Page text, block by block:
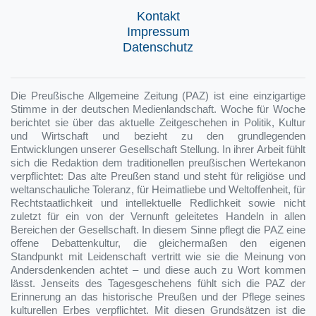
Kontakt
Impressum
Datenschutz
Die Preußische Allgemeine Zeitung (PAZ) ist eine einzigartige
Stimme in der deutschen Medienlandschaft. Woche für Woche
berichtet sie über das aktuelle Zeitgeschehen in Politik, Kultur
und Wirtschaft und bezieht zu den grundlegenden
Entwicklungen unserer Gesellschaft Stellung. In ihrer Arbeit fühlt
sich die Redaktion dem traditionellen preußischen Wertekanon
verpflichtet: Das alte Preußen stand und steht für religiöse und
weltanschauliche Toleranz, für Heimatliebe und Weltoffenheit, für
Rechtstaatlichkeit und intellektuelle Redlichkeit sowie nicht
zuletzt für ein von der Vernunft geleitetes Handeln in allen
Bereichen der Gesellschaft. In diesem Sinne pflegt die PAZ eine
offene Debattenkultur, die gleichermaßen den eigenen
Standpunkt mit Leidenschaft vertritt wie sie die Meinung von
Andersdenkenden achtet – und diese auch zu Wort kommen
lässt. Jenseits des Tagesgeschehens fühlt sich die PAZ der
Erinnerung an das historische Preußen und der Pflege seines
kulturellen Erbes verpflichtet. Mit diesen Grundsätzen ist die